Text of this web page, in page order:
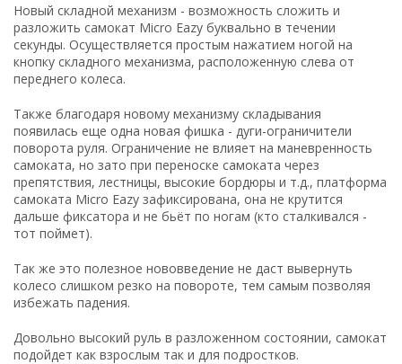
Новый складной механизм - возможность сложить и
разложить самокат Micro Eazy буквально в течении
секунды. Осуществляется простым нажатием ногой на
кнопку складного механизма, расположенную слева от
переднего колеса.
Также благодаря новому механизму складывания
появилась еще одна новая фишка - дуги-ограничители
поворота руля. Ограничение не влияет на маневренность
самоката, но зато при переноске самоката через
препятствия, лестницы, высокие бордюры и т.д., платформа
самоката Micro Eazy зафиксирована, она не крутится
дальше фиксатора и не бьёт по ногам (кто сталкивался -
тот поймет).
Так же это полезное нововведение не даст вывернуть
колесо слишком резко на повороте, тем самым позволяя
избежать падения.
Довольно высокий руль в разложенном состоянии, самокат
подойдет как взрослым так и для подростков.